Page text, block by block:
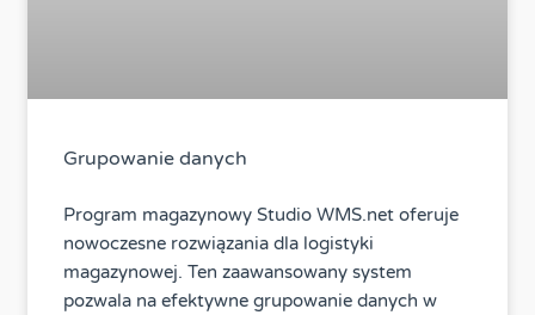
Grupowanie danych
Program magazynowy Studio WMS.net oferuje
nowoczesne rozwiązania dla logistyki
magazynowej. Ten zaawansowany system
pozwala na efektywne grupowanie danych w